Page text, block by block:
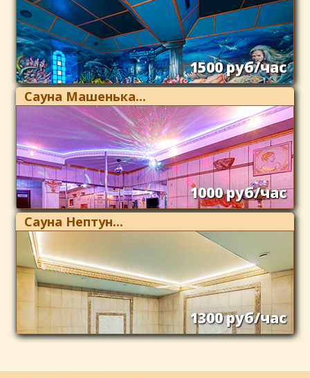
1500 руб/час
Сауна Машенька...
1000 руб/час
Сауна Нептун...
1300 руб/час